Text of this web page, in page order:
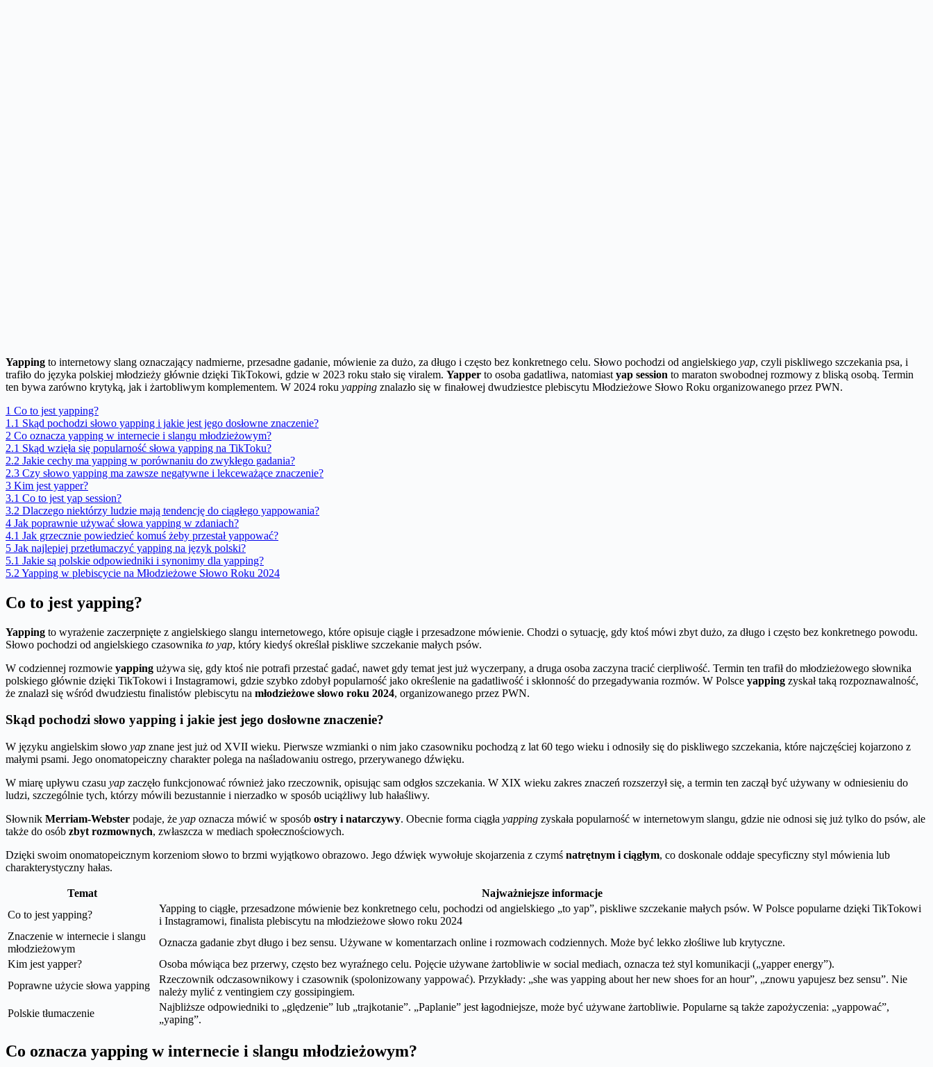
Yapping to internetowy slang oznaczający nadmierne, przesadne gadanie, mówienie za dużo, za długo i często bez konkretnego celu. Słowo pochodzi od angielskiego yap, czyli piskliwego szczekania psa, i
trafiło do języka polskiej młodzieży głównie dzięki TikTokowi, gdzie w 2023 roku stało się viralem. Yapper to osoba gadatliwa, natomiast yap session to maraton swobodnej rozmowy z bliską osobą. Termin
ten bywa zarówno krytyką, jak i żartobliwym komplementem. W 2024 roku yapping znalazło się w finałowej dwudziestce plebiscytu Młodzieżowe Słowo Roku organizowanego przez PWN.
1 Co to jest yapping?
1.1 Skąd pochodzi słowo yapping i jakie jest jego dosłowne znaczenie?
2 Co oznacza yapping w internecie i slangu młodzieżowym?
2.1 Skąd wzięła się popularność słowa yapping na TikToku?
2.2 Jakie cechy ma yapping w porównaniu do zwykłego gadania?
2.3 Czy słowo yapping ma zawsze negatywne i lekceważące znaczenie?
3 Kim jest yapper?
3.1 Co to jest yap session?
3.2 Dlaczego niektórzy ludzie mają tendencję do ciągłego yappowania?
4 Jak poprawnie używać słowa yapping w zdaniach?
4.1 Jak grzecznie powiedzieć komuś żeby przestał yappować?
5 Jak najlepiej przetłumaczyć yapping na język polski?
5.1 Jakie są polskie odpowiedniki i synonimy dla yapping?
5.2 Yapping w plebiscycie na Młodzieżowe Słowo Roku 2024
Co to jest yapping?
Yapping to wyrażenie zaczerpnięte z angielskiego slangu internetowego, które opisuje ciągłe i przesadzone mówienie. Chodzi o sytuację, gdy ktoś mówi zbyt dużo, za długo i często bez konkretnego powodu.
Słowo pochodzi od angielskiego czasownika to yap, który kiedyś określał piskliwe szczekanie małych psów.
W codziennej rozmowie yapping używa się, gdy ktoś nie potrafi przestać gadać, nawet gdy temat jest już wyczerpany, a druga osoba zaczyna tracić cierpliwość. Termin ten trafił do młodzieżowego słownika
polskiego głównie dzięki TikTokowi i Instagramowi, gdzie szybko zdobył popularność jako określenie na gadatliwość i skłonność do przegadywania rozmów. W Polsce yapping zyskał taką rozpoznawalność,
że znalazł się wśród dwudziestu finalistów plebiscytu na młodzieżowe słowo roku 2024, organizowanego przez PWN.
Skąd pochodzi słowo yapping i jakie jest jego dosłowne znaczenie?
W języku angielskim słowo yap znane jest już od XVII wieku. Pierwsze wzmianki o nim jako czasowniku pochodzą z lat 60 tego wieku i odnosiły się do piskliwego szczekania, które najczęściej kojarzono z
małymi psami. Jego onomatopeiczny charakter polega na naśladowaniu ostrego, przerywanego dźwięku.
W miarę upływu czasu yap zaczęło funkcjonować również jako rzeczownik, opisując sam odgłos szczekania. W XIX wieku zakres znaczeń rozszerzył się, a termin ten zaczął być używany w odniesieniu do
ludzi, szczególnie tych, którzy mówili bezustannie i nierzadko w sposób uciążliwy lub hałaśliwy.
Słownik Merriam-Webster podaje, że yap oznacza mówić w sposób ostry i natarczywy. Obecnie forma ciągła yapping zyskała popularność w internetowym slangu, gdzie nie odnosi się już tylko do psów, ale
także do osób zbyt rozmownych, zwłaszcza w mediach społecznościowych.
Dzięki swoim onomatopeicznym korzeniom słowo to brzmi wyjątkowo obrazowo. Jego dźwięk wywołuje skojarzenia z czymś natrętnym i ciągłym, co doskonale oddaje specyficzny styl mówienia lub
charakterystyczny hałas.
Temat
Najważniejsze informacje
Co to jest yapping?
Yapping to ciągłe, przesadzone mówienie bez konkretnego celu, pochodzi od angielskiego „to yap”, piskliwe szczekanie małych psów. W Polsce popularne dzięki TikTokowi
i Instagramowi, finalista plebiscytu na młodzieżowe słowo roku 2024
Znaczenie w internecie i slangu
młodzieżowym
Oznacza gadanie zbyt długo i bez sensu. Używane w komentarzach online i rozmowach codziennych. Może być lekko złośliwe lub krytyczne.
Kim jest yapper?
Osoba mówiąca bez przerwy, często bez wyraźnego celu. Pojęcie używane żartobliwie w social mediach, oznacza też styl komunikacji („yapper energy”).
Poprawne użycie słowa yapping
Rzeczownik odczasownikowy i czasownik (spolonizowany yappować). Przykłady: „she was yapping about her new shoes for an hour”, „znowu yapujesz bez sensu”. Nie
należy mylić z ventingiem czy gossipingiem.
Polskie tłumaczenie
Najbliższe odpowiedniki to „ględzenie” lub „trajkotanie”. „Paplanie” jest łagodniejsze, może być używane żartobliwie. Popularne są także zapożyczenia: „yappować”,
„yaping”.
Co oznacza yapping w internecie i slangu młodzieżowym?